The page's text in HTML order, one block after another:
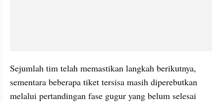
Sejumlah tim telah memastikan langkah berikutnya,
sementara beberapa tiket tersisa masih diperebutkan
melalui pertandingan fase gugur yang belum selesai